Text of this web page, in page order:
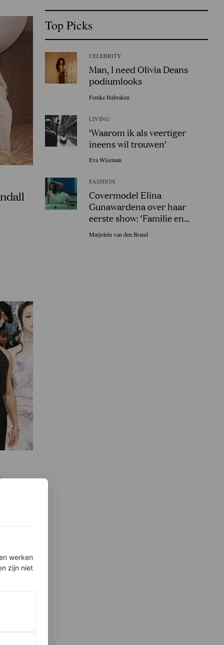
Top Picks
CELEBRITY
Man, I need Olivia Deans
podiumlooks
Femke Habraken
LIVING
‘Waarom ik als veertiger
ineens wil trouwen’
Eva Wiseman
FASHION
Covermodel Elina
Gunawardena over haar
eerste show: ‘Familie en
vrienden in Sri Lanka gingen
uit hun dak!’
Marjolein van den Brand
werken
zijn niet